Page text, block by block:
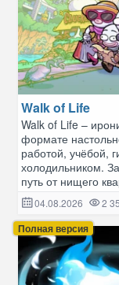
Walk of Life
Walk of Life –
формате
работой, учёбой,
холодильником.
путь от нищего
04.08.2026 2
Полная версия